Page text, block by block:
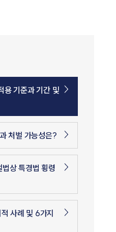
용 기준과 기간 및
처벌 가능성은?
상 특경법 횡령
사례 및 6가지